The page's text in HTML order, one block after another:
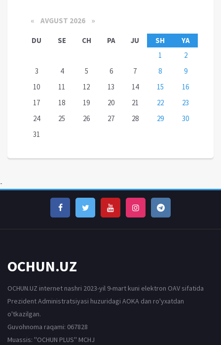
« AVGUST 2026 »
DU SE CH PA JU SH
YA
1
2
3
4 5 6 7 8
9
10
11 12 13 14 15
16
17
18 19 20 21 22
23
24
25 26 27 28 29
30
31
-
OCHUN.UZ
OCHUN.UZ internet nashri 2023-yil 9-mart kuni elektron OAV sifatida
Prezident Administratsiyasi huzuridagi AOKA dan ro'yxatdan
o'tkazilgan.
Guvohnoma raqami: 067828
Muassis: ''OCHUN PLUS'' MCHJ